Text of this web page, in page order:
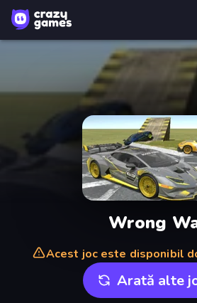
Wrong
Acest joc este disponibil
Arată alte